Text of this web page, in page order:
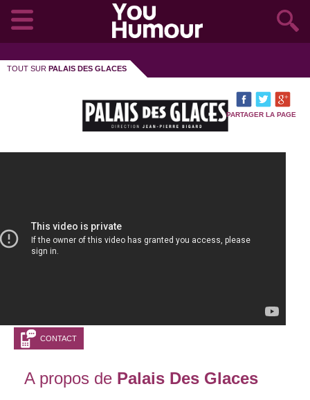
TOUT SUR PALAIS DES GLACES
PARTAGER LA PAGE
CONTACT
A propos de Palais Des Glaces